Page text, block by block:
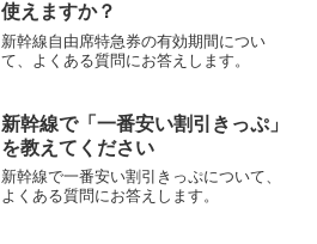
使えますか？
新幹線自由席特急券の有効期間につい
て、よくある質問にお答えします。
新幹線で「一番安い割引きっぷ」
を教えてください
新幹線で一番安い割引きっぷについて、
よくある質問にお答えします。